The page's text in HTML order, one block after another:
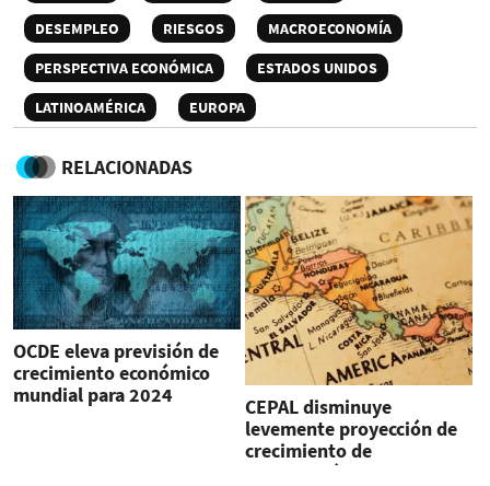
DESEMPLEO
RIESGOS
MACROECONOMÍA
PERSPECTIVA ECONÓMICA
ESTADOS UNIDOS
LATINOAMÉRICA
EUROPA
RELACIONADAS
OCDE eleva previsión de
crecimiento económico
mundial para 2024
CEPAL disminuye
levemente proyección de
crecimiento de
Centroamérica